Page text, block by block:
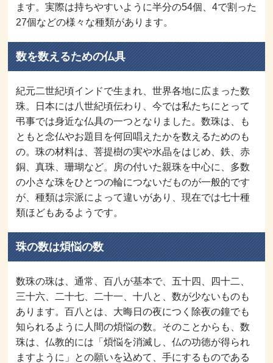
ます。実際は持ちやすいように半分の54個、4で割った
27個などの様々な種類があります。
数を数えるための仏具
紀元二世紀頃インドで生まれ、世界各地に広まった数
珠。日本には八世紀頃伝わり、今では私たちにとって
弔事では身近な仏具の一つとなりました。数珠は、も
ともと念仏やお題目を何回唱えたかを数えるためのも
の。珠の材料は、菩提樹の実や水晶をはじめ、鉄、赤
銅、真珠、珊瑚など。房の付いた親珠を中心に、多数
の小さな珠をひとつの輪につないだものが一般的です
が、種類は宗派によって違いがあり、現在では七十種
類ほどもあるようです。
珠の数は煩悩の数
数珠の珠は、通常、百八が基本で、五十四、四十二、
三十六、二十七、二十一、十八と、数が少ないものも
あります。百八とは、大晦日の夜につく除夜の鐘でも
知られるように人間の煩悩の数。そのことからも、数
珠は、仏教的には「煩悩を消滅し、仏の功徳が得られ
ますように」との願いを込めて、手にするものである